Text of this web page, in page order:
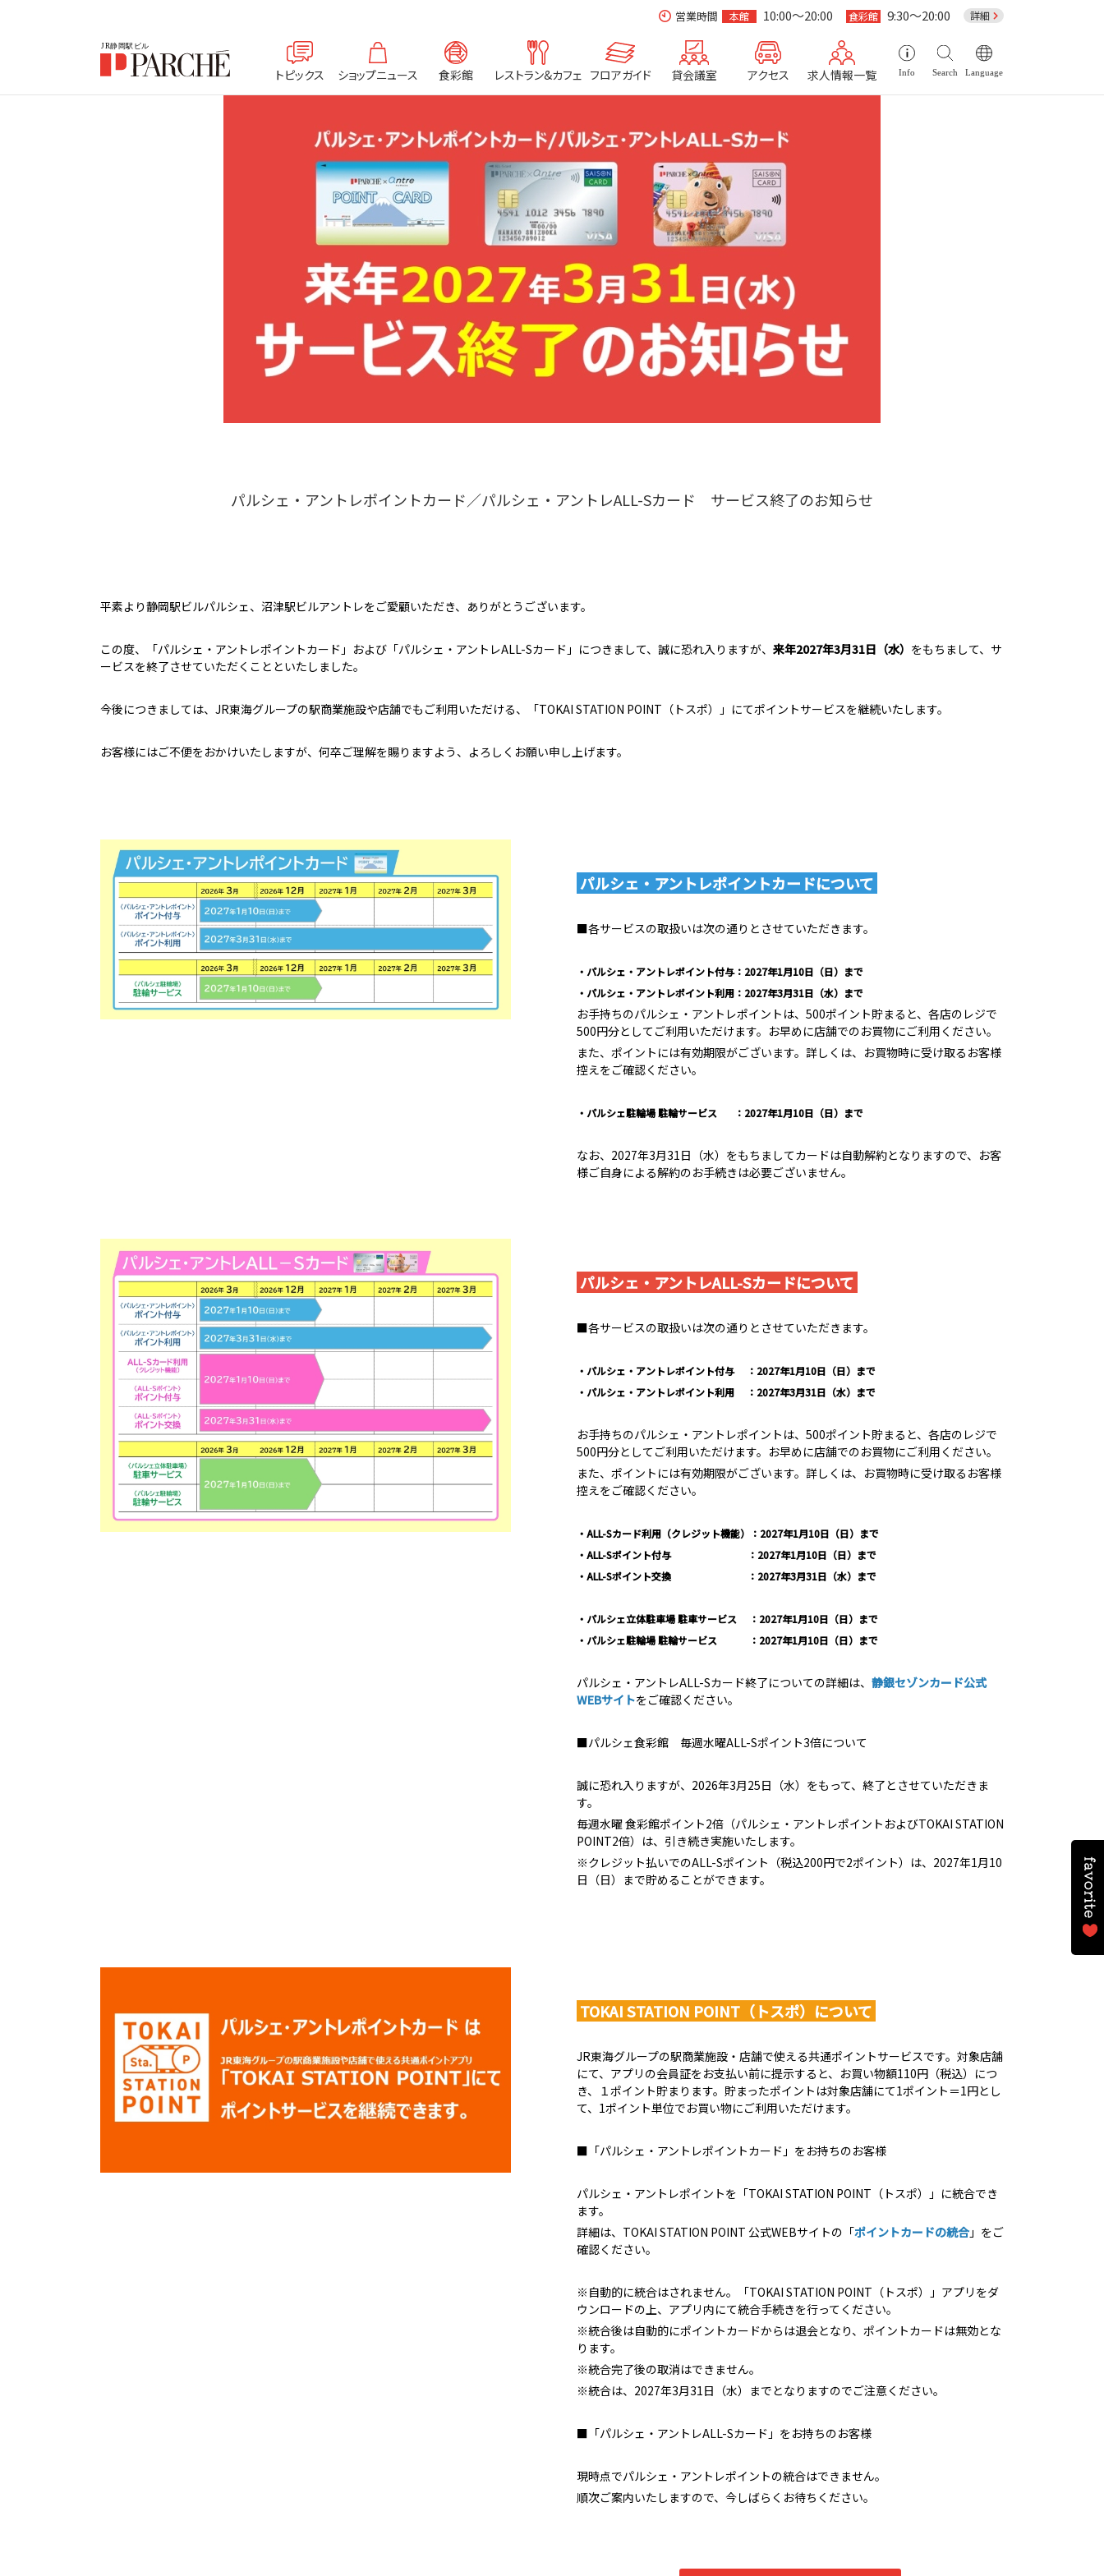
営業時間 本館 10:00～20:00 食彩館 9:30～20:00 詳細
トピックス ショップニュース 食彩館 レストラン&カフェ フロアガイド 貸会議室 アクセス 求人情報一覧 Info Search Language
パルシェ・アントレポイントカード／パルシェ・アントレALL-Sカード サービス終了のお知らせ
平素より静岡駅ビルパルシェ、沼津駅ビルアントレをご愛顧いただき、ありがとうございます。
この度、「パルシェ・アントレポイントカード」および「パルシェ・アントレALL-Sカード」につきまして、誠に恐れ入りますが、 来年2027年3月31日（水） をもちまして、サ
ービスを終了させていただくことといたしました。
今後につきましては、JR東海グループの駅商業施設や店舗でもご利用いただける、「TOKAI STATION POINT（トスポ）」にてポイントサービスを継続いたします。
お客様にはご不便をおかけいたしますが、何卒ご理解を賜りますよう、よろしくお願い申し上げます。
パルシェ・アントレポイントカードについて
■各サービスの取扱いは次の通りとさせていただきます。
・パルシェ・アントレポイント付与：2027年1月10日（日）まで
・パルシェ・アントレポイント利用：2027年3月31日（水）まで
お手持ちのパルシェ・アントレポイントは、500ポイント貯まると、各店のレジで
500円分としてご利用いただけます。お早めに店舗でのお買物にご利用ください。
また、ポイントには有効期限がございます。詳しくは、お買物時に受け取るお客様
控えをご確認ください。
・パルシェ駐輪場 駐輪サービス ：2027年1月10日（日）まで
なお、2027年3月31日（水）をもちましてカードは自動解約となりますので、お客
様ご自身による解約のお手続きは必要ございません。
パルシェ・アントレALL-Sカードについて
■各サービスの取扱いは次の通りとさせていただきます。
・パルシェ・アントレポイント付与 ：2027年1月10日（日）まで
・パルシェ・アントレポイント利用 ：2027年3月31日（水）まで
お手持ちのパルシェ・アントレポイントは、500ポイント貯まると、各店のレジで
500円分としてご利用いただけます。お早めに店舗でのお買物にご利用ください。
また、ポイントには有効期限がございます。詳しくは、お買物時に受け取るお客様
控えをご確認ください。
・ALL-Sカード利用（クレジット機能）：2027年1月10日（日）まで
・ALL-Sポイント付与 ：2027年1月10日（日）まで
・ALL-Sポイント交換 ：2027年3月31日（水）まで
・パルシェ立体駐車場 駐車サービス ：2027年1月10日（日）まで
・パルシェ駐輪場 駐輪サービス ：2027年1月10日（日）まで
パルシェ・アントレALL-Sカード終了についての詳細は、 静銀セゾンカード公式
WEBサイトをご確認ください。
■パルシェ食彩館 毎週水曜ALL-Sポイント3倍について
誠に恐れ入りますが、2026年3月25日（水）をもって、終了とさせていただきま
す。
毎週水曜 食彩館ポイント2倍（パルシェ・アントレポイントおよびTOKAI STATION
POINT2倍）は、引き続き実施いたします。
※クレジット払いでのALL-Sポイント（税込200円で2ポイント）は、2027年1月10
日（日）まで貯めることができます。
TOKAI STATION POINT（トスポ）について
JR東海グループの駅商業施設・店舗で使える共通ポイントサービスです。対象店舗
にて、アプリの会員証をお支払い前に提示すると、お買い物額110円（税込）につ
き、１ポイント貯まります。貯まったポイントは対象店舗にて1ポイント＝1円とし
て、1ポイント単位でお買い物にご利用いただけます。
■「パルシェ・アントレポイントカード」をお持ちのお客様
パルシェ・アントレポイントを「TOKAI STATION POINT（トスポ）」に統合でき
ます。
詳細は、TOKAI STATION POINT 公式WEBサイトの「ポイントカードの統合」をご
確認ください。
※自動的に統合はされません。「TOKAI STATION POINT（トスポ）」アプリをダ
ウンロードの上、アプリ内にて統合手続きを行ってください。
※統合後は自動的にポイントカードからは退会となり、ポイントカードは無効とな
ります。
※統合完了後の取消はできません。
※統合は、2027年3月31日（水）までとなりますのでご注意ください。
■「パルシェ・アントレALL-Sカード」をお持ちのお客様
現時点でパルシェ・アントレポイントの統合はできません。
順次ご案内いたしますので、今しばらくお待ちください。